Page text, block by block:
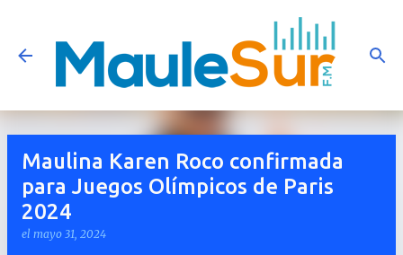
Ir al contenido principal
Maulina Karen Roco confirmada
para Juegos Olímpicos de Paris
2024
el mayo 31, 2024